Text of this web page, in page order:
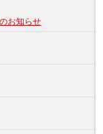
お知らせ